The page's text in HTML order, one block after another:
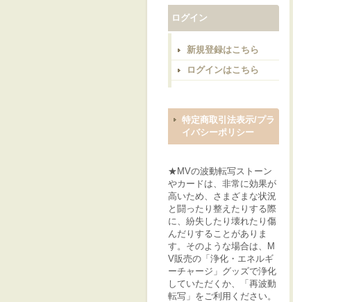
ログイン
新規登録はこちら
ログインはこちら
特定商取引法表示/プラ
イバシーポリシー
★MVの波動転写ストーン
やカードは、非常に効果が
高いため、さまざまな状況
と闘ったり整えたりする際
に、紛失したり壊れたり傷
んだりすることがありま
す。そのような場合は、M
V販売の「浄化・エネルギ
ーチャージ」グッズで浄化
していただくか、「再波動
転写」をご利用ください。